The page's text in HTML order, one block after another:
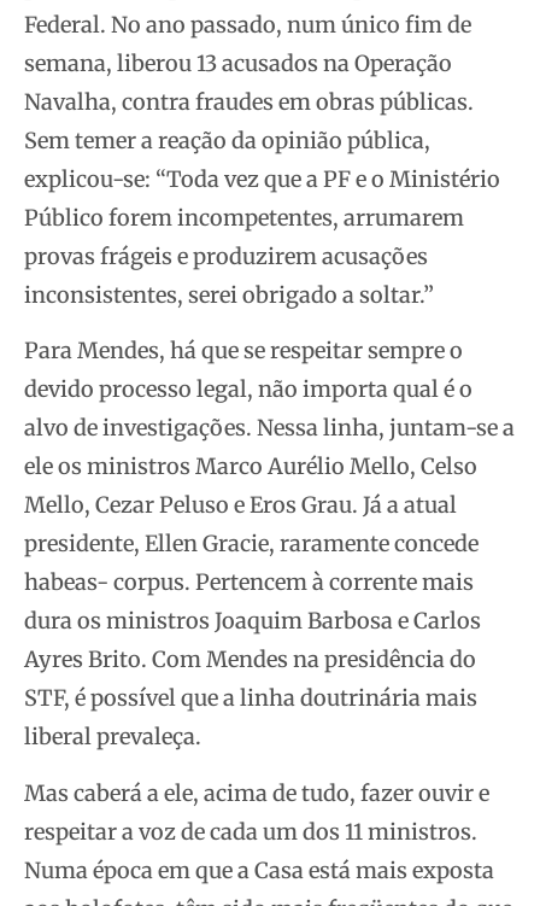
Federal. No ano passado, num único fim de
semana, liberou 13 acusados na Operação
Navalha, contra fraudes em obras públicas.
Sem temer a reação da opinião pública,
explicou-se: “Toda vez que a PF e o Ministério
Público forem incompetentes, arrumarem
provas frágeis e produzirem acusações
inconsistentes, serei obrigado a soltar.”
Para Mendes, há que se respeitar sempre o
devido processo legal, não importa qual é o
alvo de investigações. Nessa linha, juntam-se a
ele os ministros Marco Aurélio Mello, Celso
Mello, Cezar Peluso e Eros Grau. Já a atual
presidente, Ellen Gracie, raramente concede
habeas- corpus. Pertencem à corrente mais
dura os ministros Joaquim Barbosa e Carlos
Ayres Brito. Com Mendes na presidência do
STF, é possível que a linha doutrinária mais
liberal prevaleça.
Mas caberá a ele, acima de tudo, fazer ouvir e
respeitar a voz de cada um dos 11 ministros.
Numa época em que a Casa está mais exposta